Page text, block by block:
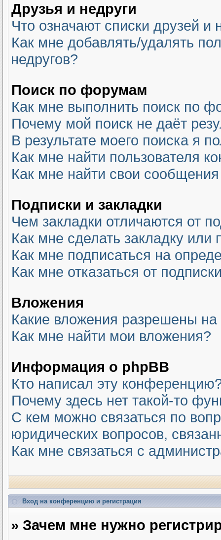
Друзья и недруги
Что означают списки друзей и
Как мне добавлять/удалять
недругов?
Поиск по форумам
Как мне выполнить поиск по
Почему мой поиск не даёт
В результате моего поиска я
Как мне найти пользователя
Как мне найти свои
Подписки и закладки
Чем закладки отличаются от
Как мне сделать закладку
Как мне подписаться на
Как мне отказаться от
Вложения
Какие вложения разрешены
Как мне найти мои вложения?
Информация о phpBB
Кто написал эту
Почему здесь нет такой-то
С кем можно связаться по
юридических вопросов,
Как мне связаться с
Вход на конференцию и регистрация
» Зачем мне нужно